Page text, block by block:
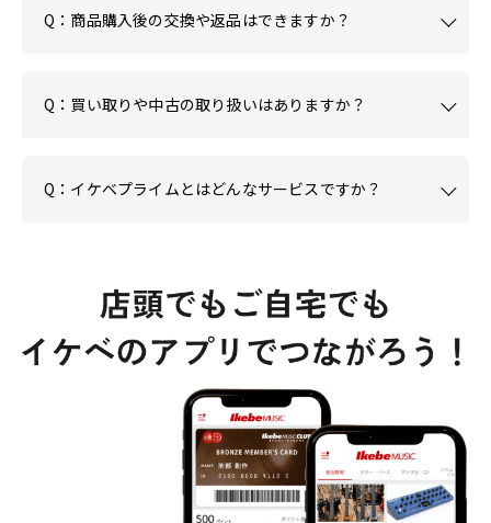
Q：商品購入後の交換や返品はできますか？
Q：買い取りや中古の取り扱いはありますか？
Q：イケベプライムとはどんなサービスですか？